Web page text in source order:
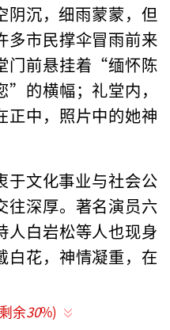
阴沉，细雨蒙蒙，但
多市民撑伞冒雨前来
门前悬挂着“缅怀陈
”的横幅；礼堂内，
正中，照片中的她神
于文化事业与社会公
往深厚。著名演员六
人白岩松等人也现身
白花，神情凝重，在
生于北京，满族，是
余30%)